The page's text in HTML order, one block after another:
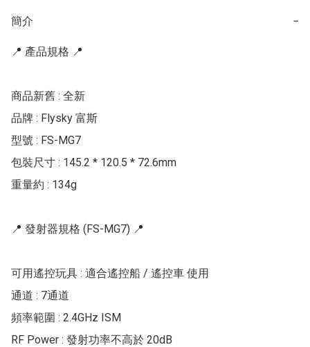
簡介 −
📍 產品規格 📍
商品新舊 : 全新
品牌 : Flysky 富斯
型號 : FS-MG7
包裝尺寸 : 145.2 * 120.5 * 72.6mm
重量約 : 134g
📍 發射器規格 (FS-MG7) 📍
可用遙控玩具 : 適合遙控船 / 遙控車 使用
通道 : 7通道
頻率範圍 : 2.4GHz ISM
RF Power : 發射功率不高於 20dB